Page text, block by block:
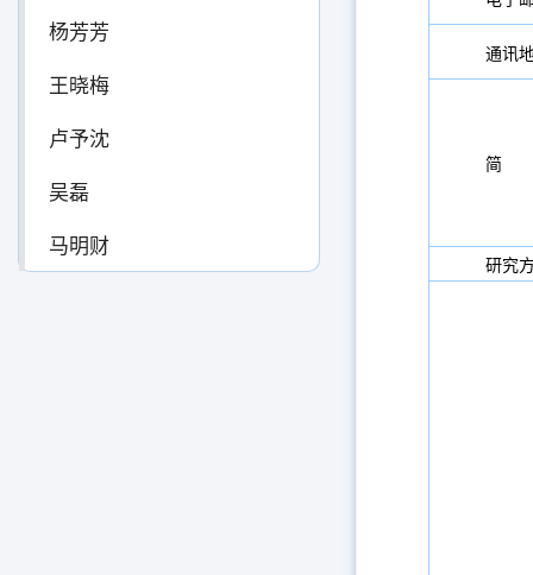
杨芳芳
王晓梅
卢予沈
吴磊
马明财
通讯
简
研究